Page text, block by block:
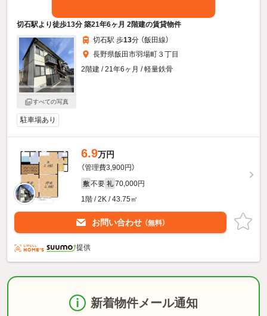
切石駅より徒歩13分 築21年6ヶ月 2階建の賃貸物件
すべての写真
切石駅 歩13分 （飯田線）
長野県飯田市羽場町３丁目
2階建 / 21年6ヶ月 / 軽量鉄骨
駐車場あり
6.9万円
（管理費3,900円）
敷 不要 礼 70,000円
1階 / 2K / 43.75㎡
お問い合わせ （無料）
提供
新着物件メール通知